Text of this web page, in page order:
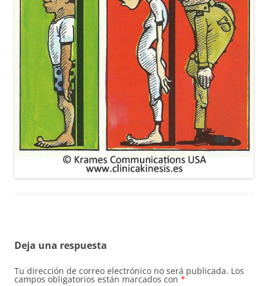
Deja una respuesta
Tu dirección de correo electrónico no será publicada. Los
campos obligatorios están marcados con *